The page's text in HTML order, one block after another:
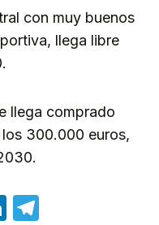
con muy buenos
llega libre
llega comprado
300.000 euros,
LinkedIn